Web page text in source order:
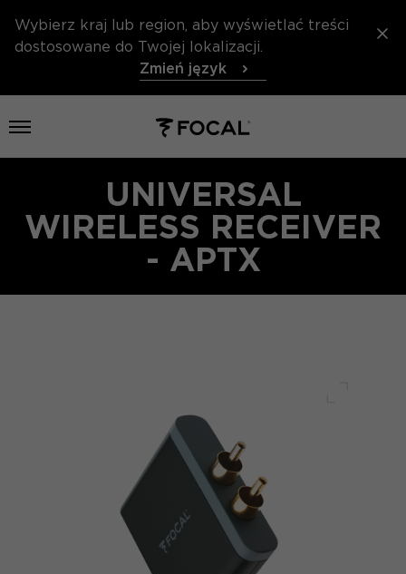
Wybierz kraj lub region, aby wyświetlać treści
dostosowane do Twojej lokalizacji.
Zmień język
Otwórz menu
UNIVERSAL
WIRELESS RECEIVER
- APTX